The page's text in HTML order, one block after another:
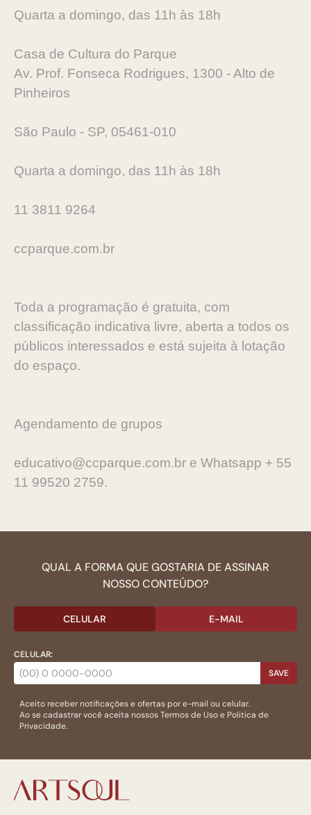
Quarta a domingo, das 11h às 18h
Casa de Cultura do Parque
Av. Prof. Fonseca Rodrigues, 1300 - Alto de
Pinheiros
São Paulo - SP, 05461-010
Quarta a domingo, das 11h às 18h
11 3811 9264
ccparque.com.br
Toda a programação é gratuita, com
classificação indicativa livre, aberta a todos os
públicos interessados e está sujeita à lotação
do espaço.
Agendamento de grupos
educativo@ccparque.com.br e Whatsapp + 55
11 99520 2759.
QUAL A FORMA QUE GOSTARIA DE ASSINAR
NOSSO CONTEÚDO?
CELULAR E-MAIL
CELULAR:
SAVE
Aceito receber notificações e ofertas por e-mail ou celular.
Ao se cadastrar você aceita nossosTermos de Usoe Politica de
Privacidade.